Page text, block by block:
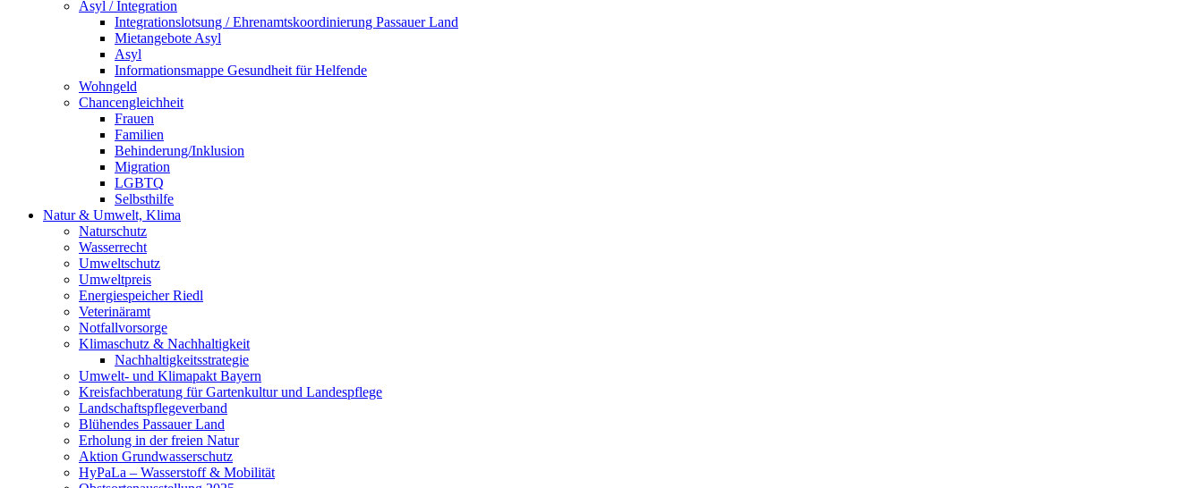
Asyl / Integration
Integrationslotsung / Ehrenamtskoordinierung Passauer Land
Mietangebote Asyl
Asyl
Informationsmappe Gesundheit für Helfende
Wohngeld
Chancengleichheit
Frauen
Familien
Behinderung/Inklusion
Migration
LGBTQ
Selbsthilfe
Natur & Umwelt, Klima
Naturschutz
Wasserrecht
Umweltschutz
Umweltpreis
Energiespeicher Riedl
Veterinäramt
Notfallvorsorge
Klimaschutz & Nachhaltigkeit
Nachhaltigkeitsstrategie
Umwelt- und Klimapakt Bayern
Kreisfachberatung für Gartenkultur und Landespflege
Landschaftspflegeverband
Blühendes Passauer Land
Erholung in der freien Natur
Aktion Grundwasserschutz
HyPaLa – Wasserstoff & Mobilität